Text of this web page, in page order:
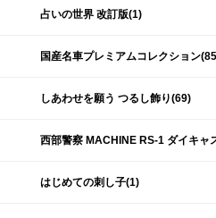
占いの世界 改訂版(1)
国産名車プレミアムコレクション
しあわせを願う つるし飾り(69)
西部警察 MACHINE RS-1 ダイキャ
はじめての刺し子(1)